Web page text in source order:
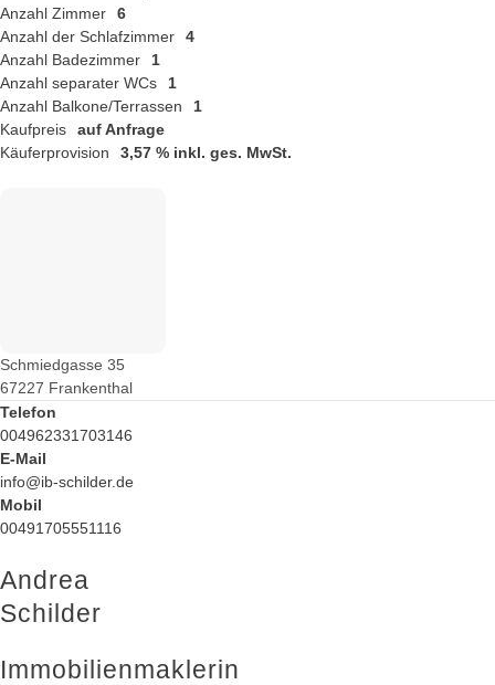
Anzahl Zimmer
6
Anzahl der Schlafzimmer
4
Anzahl Badezimmer
1
Anzahl separater WCs
1
Anzahl Balkone/Terrassen
1
Kaufpreis
auf Anfrage
Käuferprovision
3,57 % inkl. ges. MwSt.
Schmiedgasse 35
67227 Frankenthal
Telefon
004962331703146
E-Mail
info@ib-schilder.de
Mobil
00491705551116
Andrea
Schilder
Immobilienmaklerin